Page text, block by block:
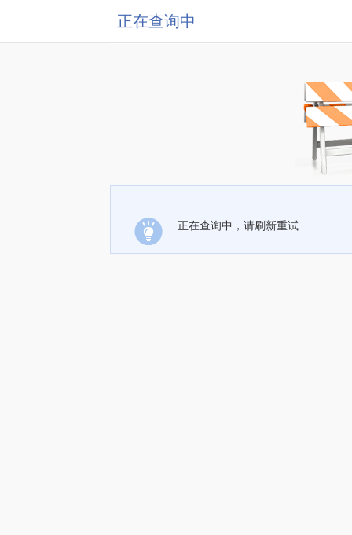
正在查询中
正在查询中，请刷新重试